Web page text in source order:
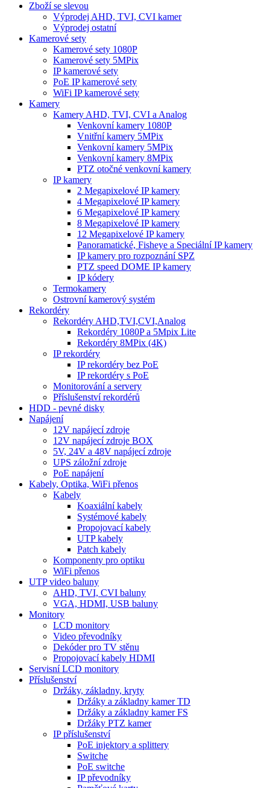
Zboží se slevou
Výprodej AHD, TVI, CVI kamer
Výprodej ostatní
Kamerové sety
Kamerové sety 1080P
Kamerové sety 5MPix
IP kamerové sety
PoE IP kamerové sety
WiFi IP kamerové sety
Kamery
Kamery AHD, TVI, CVI a Analog
Venkovní kamery 1080P
Vnitřní kamery 5MPix
Venkovní kamery 5MPix
Venkovní kamery 8MPix
PTZ otočné venkovní kamery
IP kamery
2 Megapixelové IP kamery
4 Megapixelové IP kamery
6 Megapixelové IP kamery
8 Megapixelové IP kamery
12 Megapixelové IP kamery
Panoramatické, Fisheye a Speciální IP kamery
IP kamery pro rozpoznání SPZ
PTZ speed DOME IP kamery
IP kódery
Termokamery
Ostrovní kamerový systém
Rekordéry
Rekordéry AHD,TVI,CVI,Analog
Rekordéry 1080P a 5Mpix Lite
Rekordéry 8MPix (4K)
IP rekordéry
IP rekordéry bez PoE
IP rekordéry s PoE
Monitorování a servery
Příslušenství rekordérů
HDD - pevné disky
Napájení
12V napájecí zdroje
12V napájecí zdroje BOX
5V, 24V a 48V napájecí zdroje
UPS záložní zdroje
PoE napájení
Kabely, Optika, WiFi přenos
Kabely
Koaxiální kabely
Systémové kabely
Propojovací kabely
UTP kabely
Patch kabely
Komponenty pro optiku
WiFi přenos
UTP video baluny
AHD, TVI, CVI baluny
VGA, HDMI, USB baluny
Monitory
LCD monitory
Video převodníky
Dekóder pro TV stěnu
Propojovací kabely HDMI
Servisní LCD monitory
Příslušenství
Držáky, základny, kryty
Držáky a základny kamer TD
Držáky a základny kamer FS
Držáky PTZ kamer
IP příslušenství
PoE injektory a splittery
Switche
PoE switche
IP převodníky